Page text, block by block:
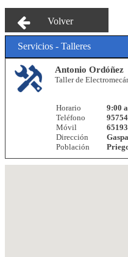
Volver
Servicios - Talleres
Antonio Ordóñez
Taller de
Horario
9:00
Teléfono
Móvil
Dirección
Población